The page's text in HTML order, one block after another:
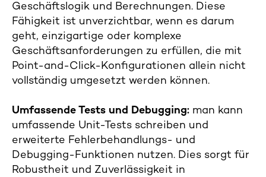
Geschäftslogik und Berechnungen. Diese
Fähigkeit ist unverzichtbar, wenn es darum
geht, einzigartige oder komplexe
Geschäftsanforderungen zu erfüllen, die mit
Point-and-Click-Konfigurationen allein nicht
vollständig umgesetzt werden können.
Umfassende Tests und Debugging: man kann
umfassende Unit-Tests schreiben und
erweiterte Fehlerbehandlungs- und
Debugging-Funktionen nutzen. Dies sorgt für
Robustheit und Zuverlässigkeit in